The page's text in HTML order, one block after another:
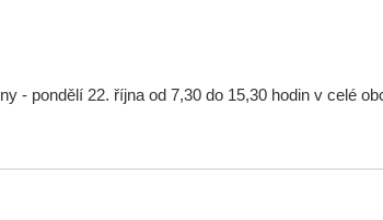
- pondělí 22. října od 7,30 do 15,30 hodin v celé